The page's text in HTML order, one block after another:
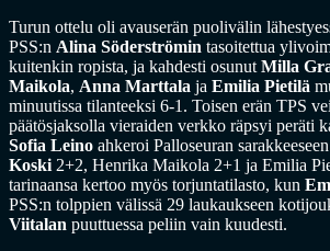
Turun ottelu oli avauserän puolivälin
PSS:n Alina Söderströmin tasoitettua
kuitenkin ropista, ja kahdesti osunut Milla
Maikola, Anna Marttala ja Emilia Pietilä
minuutissa tilanteeksi 6-1. Toisen erän TPS
päätösjaksolla vieraiden verkko räpsyi peräti
Sofia Leino ahkeroi Palloseuran
Koski 2+2, Henrika Maikola 2+1 ja Emilia
tarinaansa kertoo myös torjuntatilasto, kun
PSS:n tolppien välissä 29 laukaukseen
Viitalan puuttuessa peliin vain kuudesti.